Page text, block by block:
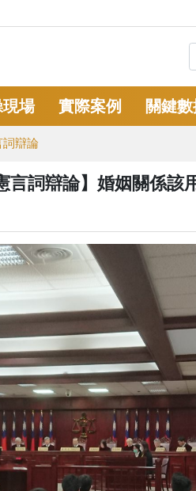
場 實際案例 關鍵
詞辯論
詞辯論】婚姻關係該